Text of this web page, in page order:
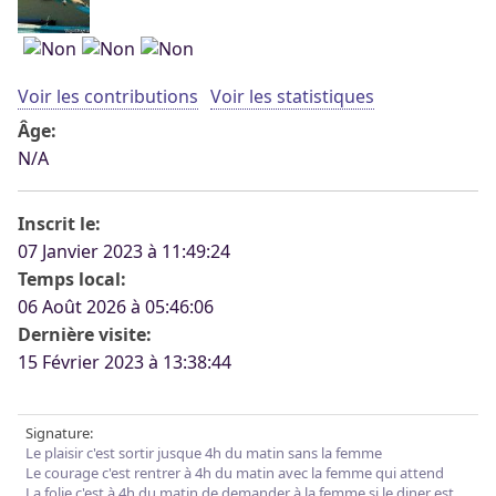
Voir les contributions Voir les statistiques
Âge:
N/A
Inscrit le:
07 Janvier 2023 à 11:49:24
Temps local:
06 Août 2026 à 05:46:06
Dernière visite:
15 Février 2023 à 13:38:44
Signature:
Le plaisir c'est sortir jusque 4h du matin sans la femme
Le courage c'est rentrer à 4h du matin avec la femme qui attend